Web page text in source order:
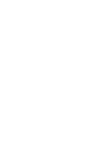
cas, le principal
de
attentes,
photos
coque design